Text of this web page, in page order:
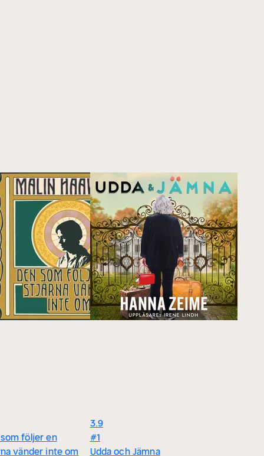
följer en
vänder inte om
3.9
#1
Udda och Jämna